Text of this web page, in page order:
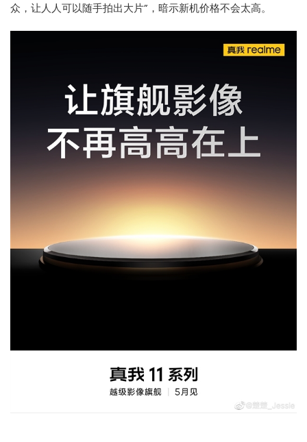
众，让人人可以随手拍出大片”，暗示新机价格不会太高。